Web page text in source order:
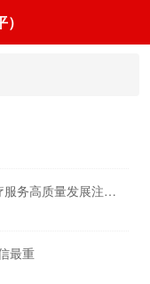
湖南郴州：以“信用+”破解监管难题 为医疗服务高质量发展注入“信”动力
最重